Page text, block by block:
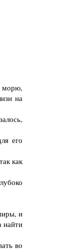
морю,
на
его
как
и
найти
во